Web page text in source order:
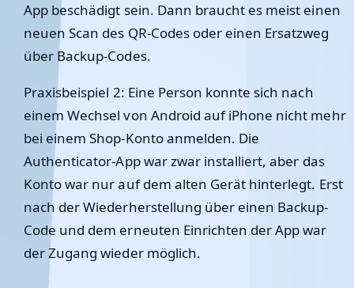
App beschädigt sein. Dann braucht es meist einen
neuen Scan des QR-Codes oder einen Ersatzweg
über Backup-Codes.
Praxisbeispiel 2: Eine Person konnte sich nach
einem Wechsel von Android auf iPhone nicht mehr
bei einem Shop-Konto anmelden. Die
Authenticator-App war zwar installiert, aber das
Konto war nur auf dem alten Gerät hinterlegt. Erst
nach der Wiederherstellung über einen Backup-
Code und dem erneuten Einrichten der App war
der Zugang wieder möglich.